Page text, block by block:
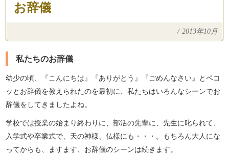
お辞儀
/ 2013年10月
私たちのお辞儀
幼少の頃、『こんにちは』『ありがとう』『ごめんなさい』とペコ
ッとお辞儀を教えられたのを最初に、私たちはいろんなシーンでお
辞儀をしてきましたよね。
学校では授業の始まり終わりに、部活の先輩に、先生に叱られて、
入学式や卒業式で、天の神様、仏様にも・・・。もちろん大人にな
ってからも、ますます、お辞儀のシーンは続きます。